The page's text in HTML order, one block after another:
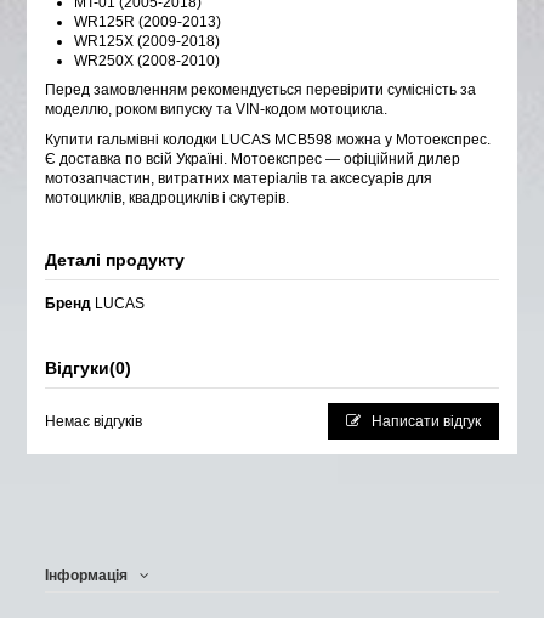
WR125R (2009-2013)
WR125X (2009-2018)
WR250X (2008-2010)
Перед замовленням рекомендується перевірити сумісність за
моделлю, роком випуску та VIN-кодом мотоцикла.
Купити гальмівні колодки LUCAS MCB598 можна у Мотоекспрес.
Є доставка по всій Україні. Мотоекспрес — офіційний дилер
мотозапчастин, витратних матеріалів та аксесуарів для
мотоциклів, квадроциклів і скутерів.
Деталі продукту
Бренд LUCAS
Відгуки(0)
Немає відгуків Написати відгук
Інформація